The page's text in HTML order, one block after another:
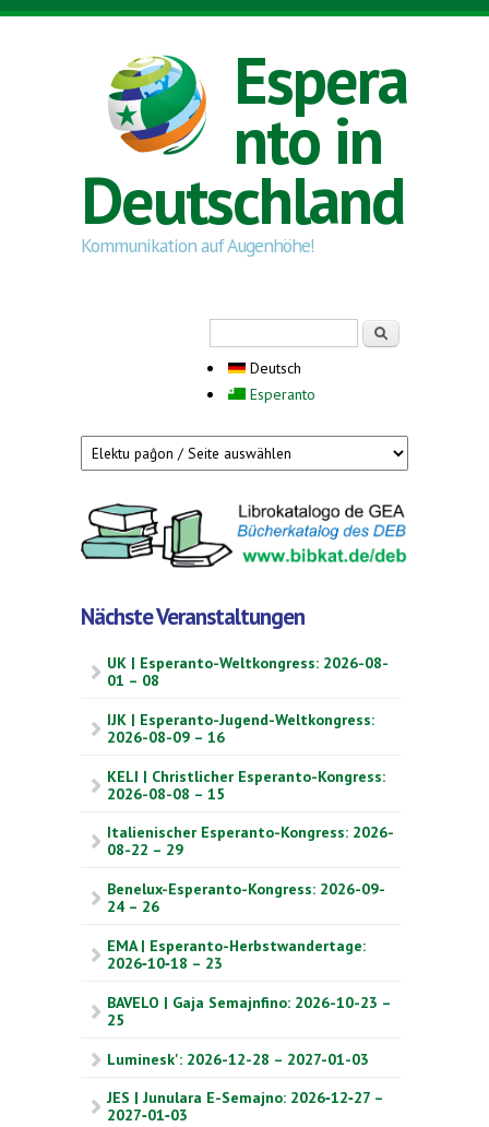
Direkt zum Inhalt
Espera
nto in
Deutschland
Kommunikation auf Augenhöhe!
Deutsch
Esperanto
Nächste Veranstaltungen
UK | Esperanto-Weltkongress: 2026-08-
01 – 08
IJK | Esperanto-Jugend-Weltkongress:
2026-08-09 – 16
KELI | Christlicher Esperanto-Kongress:
2026-08-08 – 15
Italienischer Esperanto-Kongress: 2026-
08-22 – 29
Benelux-Esperanto-Kongress: 2026-09-
24 – 26
EMA | Esperanto-Herbstwandertage:
2026‑10‑18 – 23
BAVELO | Gaja Semajnfino: 2026-10-23 –
25
Luminesk': 2026-12-28 – 2027-01-03
JES | Junulara E-Semajno: 2026‑12‑27 –
2027‑01‑03